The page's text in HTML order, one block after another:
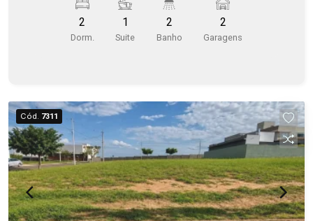
Garagem coberta 2 carros Ar condicionado na
suíte e salas Móveis planejados Varanda
gourmet com churrasqueira, integrada a cozinha
2
Dorm.
1
Suite
2
Banho
2
Garagens
Cód. 7311